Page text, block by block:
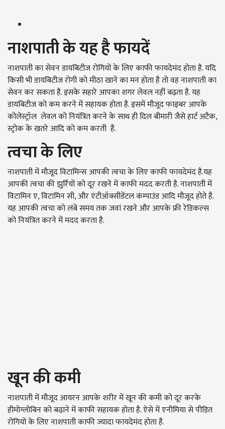
नाशपाती के यह है फायदें
नाशपाती का सेवन डायबिटीज रोगियों के लिए काफी फायदेमंद होता है. यदि
किसी भी डायबिटीज रोगी को मीठा खाने का मन होता है तो वह नाशपाती का
सेवन कर सकता है. इसके सहारे आपका शगर लेवल नहीं बढ़ता है. यह
डायबिटीज को कम करने में सहायक होता है. इसमें मौजूद फाइबर आपके
कोलेस्ट्रॉल लेवल को नियंत्रित करने के साथ ही दिल बीमारी जैसे हार्ट अटैक,
स्ट्रोक के खतरे आदि को कम करती है.
त्वचा के लिए
नाशपाती में मौजूद विटामिन्स आपकी त्वचा के लिए काफी फायदेमंद है.यह
आपकी त्वचा की झुर्रियों को दूर रखने में काफी मदद करती है. नाशपाती में
विटामिन ए, विटामिन सी, और एंटीऑक्सीडेंटल कंम्पाउंड आदि मौजूद होते है.
यह आपकी त्वचा को लंबे समय तक जवां रखने और आपके फ्री रेडिकल्स
को नियंत्रित करने में मदद करता है.
खून की कमी
नाशपाती में मौजूद आयरन आपके शरीर में खून की कमी को दूर करके
हीमोग्लोबिन को बढ़ाने में काफी सहायक होता है. ऐसे में एनीमिया से पीड़ित
रोगियों के लिए नाशपाती काफी ज्यादा फायदेमंद होता है.